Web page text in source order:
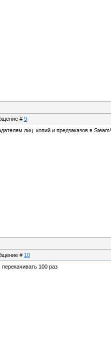
# 9
лиц. копий и предзаказов в Steam!
# 10
100 раз